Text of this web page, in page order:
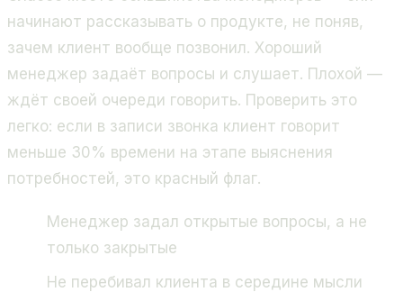
начинают рассказывать о продукте, не поняв,
зачем клиент вообще позвонил. Хороший
менеджер задаёт вопросы и слушает. Плохой —
ждёт своей очереди говорить. Проверить это
легко: если в записи звонка клиент говорит
меньше 30% времени на этапе выяснения
потребностей, это красный флаг.
Менеджер задал открытые вопросы, а не
только закрытые
Не перебивал клиента в середине мысли